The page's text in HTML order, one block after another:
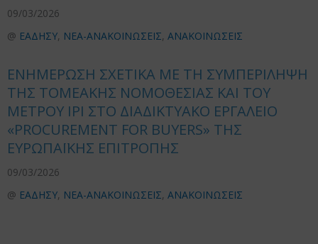
09/03/2026
@ ΕΑΔΗΣΥ, ΝΕΑ-ΑΝΑΚΟΙΝΩΣΕΙΣ, ΑΝΑΚΟΙΝΩΣΕΙΣ
ΕΝΗΜΕΡΩΣΗ ΣΧΕΤΙΚΑ ΜΕ ΤΗ ΣΥΜΠΕΡΙΛΗΨΗ
ΤΗΣ ΤΟΜΕΑΚΗΣ ΝΟΜΟΘΕΣΙΑΣ ΚΑΙ ΤΟΥ
ΜΕΤΡΟΥ IPI ΣΤΟ ΔΙΑΔΙΚΤΥΑΚΟ ΕΡΓΑΛΕΙΟ
«PROCUREMENT FOR BUYERS» ΤΗΣ
ΕΥΡΩΠΑΪΚΗΣ ΕΠΙΤΡΟΠΗΣ
09/03/2026
@ ΕΑΔΗΣΥ, ΝΕΑ-ΑΝΑΚΟΙΝΩΣΕΙΣ, ΑΝΑΚΟΙΝΩΣΕΙΣ